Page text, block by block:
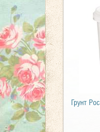
Грунт